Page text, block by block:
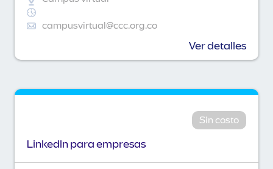
campusvirtual@ccc.org.co
Ver detalles
Sin costo
Linkedln para empresas